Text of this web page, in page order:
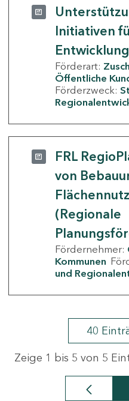
Initiativen
Entwicklung
Förderart:
Öffentliche
Förderzweck:
FRL
von
(Regionale
Fördernehmer:
Kommunen
und
40
Zeige 1 bis 5 von 5